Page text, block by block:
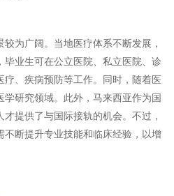
为广阔。当地医疗体系不断发展，
毕业生可在公立医院、私立医院、诊
疗、疾病预防等工作。同时，随着医
研究领域。此外，马来西亚作为国
提供了与国际接轨的机会。不过，
不断提升专业技能和临床经验，以增